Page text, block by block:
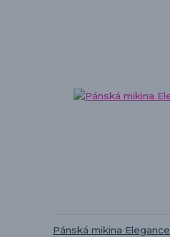
Pánská mikina Elegance